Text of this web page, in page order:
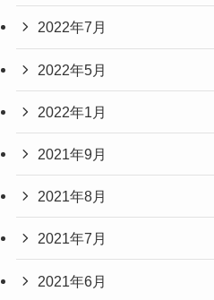
2022年7月
2022年5月
2022年1月
2021年9月
2021年8月
2021年7月
2021年6月